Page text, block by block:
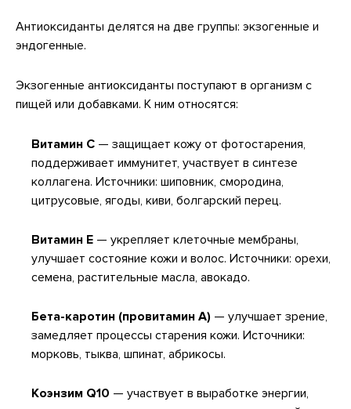
Антиоксиданты делятся на две группы: экзогенные и
эндогенные.
Экзогенные антиоксиданты поступают в организм с
пищей или добавками. К ним относятся:
Витамин C — защищает кожу от фотостарения,
поддерживает иммунитет, участвует в синтезе
коллагена. Источники: шиповник, смородина,
цитрусовые, ягоды, киви, болгарский перец.
Витамин E — укрепляет клеточные мембраны,
улучшает состояние кожи и волос. Источники: орехи,
семена, растительные масла, авокадо.
Бета-каротин (провитамин A) — улучшает зрение,
замедляет процессы старения кожи. Источники:
морковь, тыква, шпинат, абрикосы.
Коэнзим Q10 — участвует в выработке энергии,